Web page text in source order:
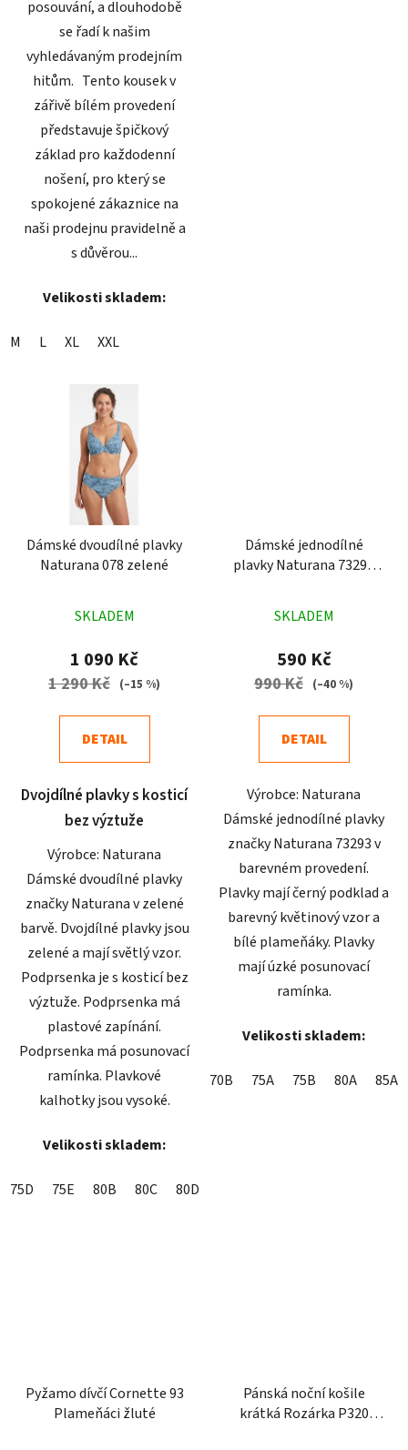
posouvání, a dlouhodobě
se řadí k našim
vyhledávaným prodejním
hitům. Tento kousek v
zářivě bílém provedení
představuje špičkový
základ pro každodenní
nošení, pro který se
spokojené zákaznice na
naši prodejnu pravidelně a
s důvěrou...
Velikosti skladem:
M L XL XXL
Dámské dvoudílné plavky
Naturana 078 zelené
hodnocení
produktu
je
5
SKLADEM
1 090 Kč
1 290 Kč (–15 %)
DETAIL
Dvojdílné plavky s kosticí
bez výztuže
Výrobce: Naturana
Dámské dvoudílné plavky
značky Naturana v zelené
barvě. Dvojdílné plavky jsou
zelené a mají světlý vzor.
Podprsenka je s kosticí bez
výztuže. Podprsenka má
plastové zapínání.
Podprsenka má posunovací
ramínka. Plavkové
kalhotky jsou vysoké.
Velikosti skladem:
75D 75E 80B 80C 80D
Dámské jednodílné
plavky Naturana 73293
hodnocení
produktu
je
5
SKLADEM
590 Kč
990 Kč (–40 %)
DETAIL
Výrobce: Naturana
Dámské jednodílné plavky
značky Naturana 73293 v
barevném provedení.
Plavky mají černý podklad a
barevný květinový vzor a
bílé plameňáky. Plavky
mají úzké posunovací
ramínka.
Velikosti skladem:
70B 75A 75B 80A 85A
Pyžamo dívčí Cornette 93
Plameňáci žluté
Pánská noční košile
krátká Rozárka P320